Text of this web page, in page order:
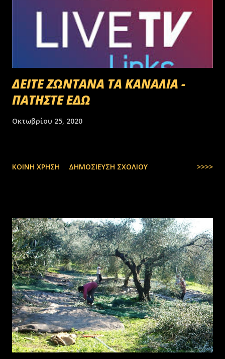
ΔΕΙΤΕ ΖΩΝΤΑΝΑ ΤΑ ΚΑΝΑΛΙΑ -
ΠΑΤΗΣΤΕ ΕΔΩ
Οκτωβρίου 25, 2020
ΚΟΙΝΉ ΧΡΉΣΗ ΔΗΜΟΣΊΕΥΣΗ ΣΧΟΛΊΟΥ >>>>